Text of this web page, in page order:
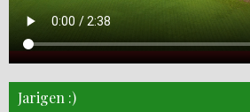
Jarigen :)